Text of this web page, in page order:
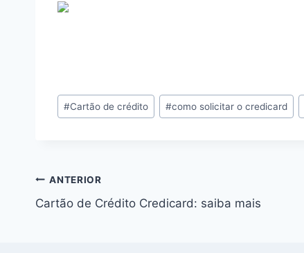
#Cartão de crédito #como solicitar o credicard
ANTERIOR
Cartão de Crédito Credicard: saiba mais